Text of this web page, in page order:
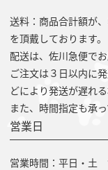
送料：商品合計額が
を頂戴しております。
配送は、佐川急便でお
ご注文は３日以内に
どにより発送が遅れ
また、時間指定も承っ
営業日
営業時間：平日・土